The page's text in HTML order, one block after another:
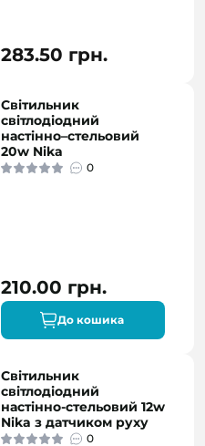
283.50 грн.
Світильник
світлодіодний
настінно–стельовий
20w Nika
0
210.00 грн.
До кошика
Світильник
світлодіодний
настінно-стельовий 12w
Nika з датчиком руху
0